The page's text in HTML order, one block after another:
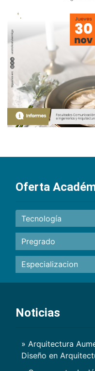
Oferta
Tecnología
Pregrado
Especializacion
Noticias
» Arquitectura
Diseño en